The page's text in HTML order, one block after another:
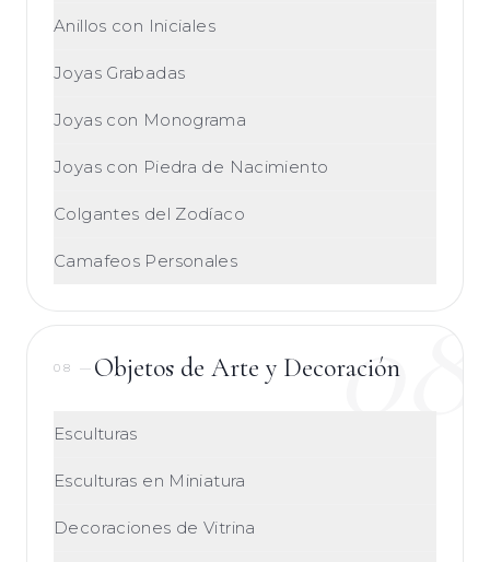
Anillos con Iniciales
Joyas Grabadas
Joyas con Monograma
Joyas con Piedra de Nacimiento
Colgantes del Zodíaco
Camafeos Personales
08
08 — Objetos de Arte y Decoración
Esculturas
Esculturas en Miniatura
Decoraciones de Vitrina